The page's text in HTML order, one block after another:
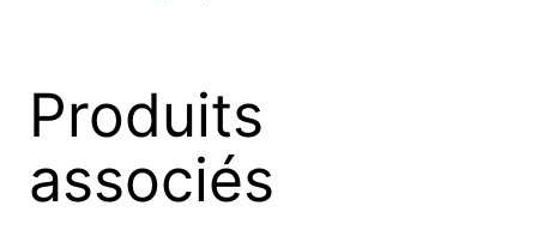
Produits
associés